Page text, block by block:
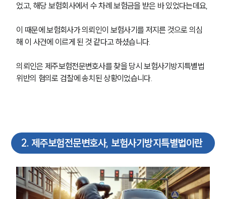
었고, 해당 보험회사에서 수 차례 보험금을 받은 바 있었다는데요,
이 때문에 보험회사가 의뢰인이 보험사기를 저지른 것으로 의심
해 이 사건에 이르게 된 것 같다고 하셨습니다.
의뢰인은 제주보험전문변호사를 찾을 당시 보험사기방지특별법
위반의 혐의로 검찰에 송치된 상황이었습니다.
2. 제주보험전문변호사, 보험사기방지특별법이란